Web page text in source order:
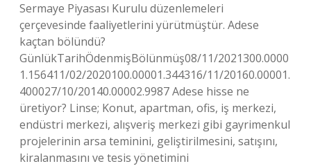
Sermaye Piyasası Kurulu düzenlemeleri
çerçevesinde faaliyetlerini yürütmüştür. Adese
kaçtan bölündü?
GünlükTarihÖdenmişBölünmüş08/11/2021300.0000
1.156411/02/2020100.00001.344316/11/20160.00001.
400027/10/20140.00002.9987 Adese hisse ne
üretiyor? Linse; Konut, apartman, ofis, iş merkezi,
endüstri merkezi, alışveriş merkezi gibi gayrimenkul
projelerinin arsa teminini, geliştirilmesini, satışını,
kiralanmasını ve tesis yönetimini